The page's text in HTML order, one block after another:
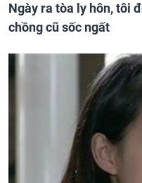
Ngày ra tòa ly hôn, tôi
chồng cũ sốc ngất